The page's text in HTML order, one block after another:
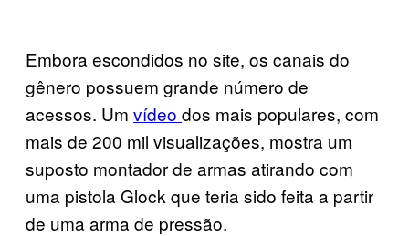
Embora escondidos no site, os canais do
gênero possuem grande número de
acessos. Um vídeo dos mais populares, com
mais de 200 mil visualizações, mostra um
suposto montador de armas atirando com
uma pistola Glock que teria sido feita a partir
de uma arma de pressão.